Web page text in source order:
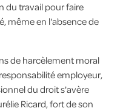
du travail pour faire
même en l'absence de
de harcèlement moral
employeur,
du droit s'avère
Ricard, fort de son